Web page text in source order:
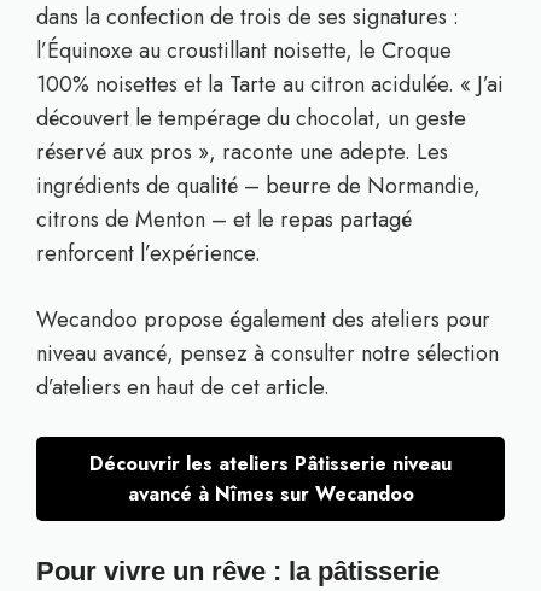
dans la confection de trois de ses signatures :
l’Équinoxe au croustillant noisette, le Croque
100% noisettes et la Tarte au citron acidulée. « J’ai
découvert le tempérage du chocolat, un geste
réservé aux pros », raconte une adepte. Les
ingrédients de qualité – beurre de Normandie,
citrons de Menton – et le repas partagé
renforcent l’expérience.
Wecandoo propose également des ateliers pour
niveau avancé, pensez à consulter notre sélection
d’ateliers en haut de cet article.
Découvrir les ateliers Pâtisserie niveau
avancé à Nîmes sur Wecandoo
Pour vivre un rêve : la pâtisserie